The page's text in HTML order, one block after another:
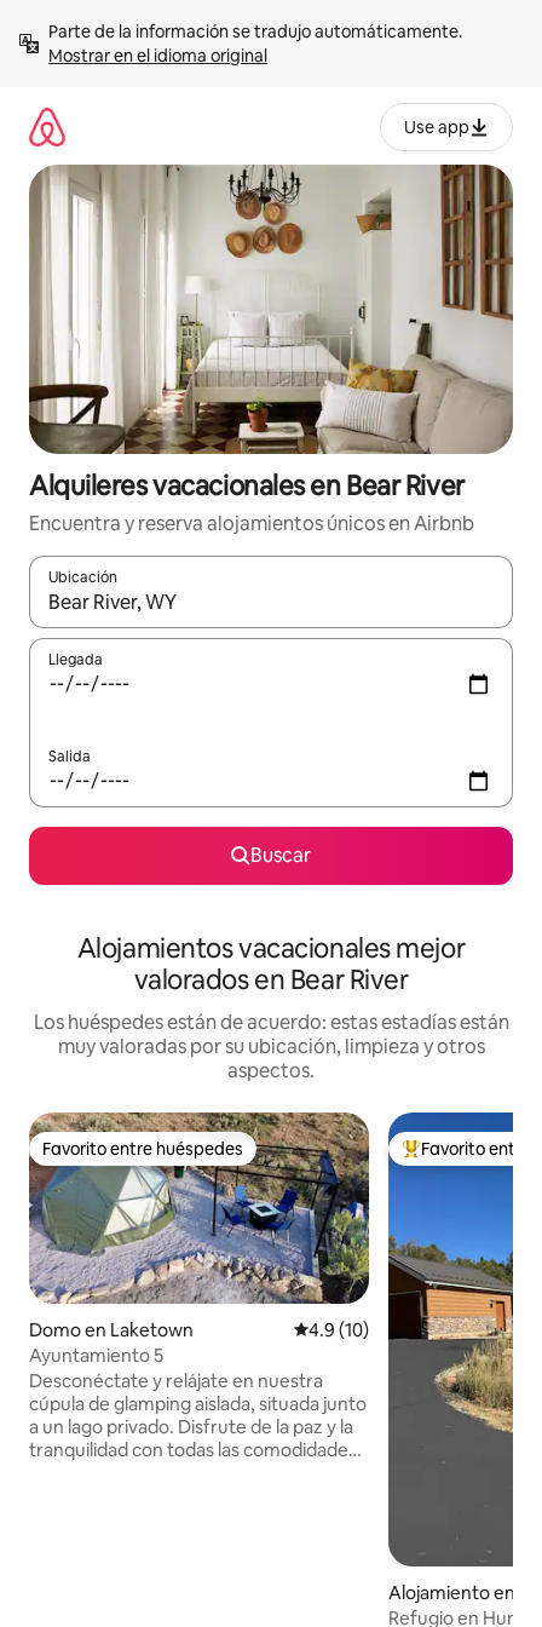
contenidoMostrar en el idioma original
Use app
Alquileres vacacionales en Bear River
Encuentra y reserva alojamientos únicos en Airbnb
Ubicación
Cuando los resultados estén disponibles, navega con las
Llegada
Salida
Buscar
Alojamientos vacacionales mejor
valorados en Bear River
Los huéspedes están de acuerdo: estas estadías están
muy valoradas por su ubicación, limpieza y otros
aspectos.
Favorito entre huéspedes
Favorito entre huéspedes
Domo en Laketown Calificación promedio: 4.9 de
4.9 (10)
Ayuntamiento 5
Desconéctate y relájate en nuestra
cúpula de glamping aislada, situada junto
a un lago privado. Disfrute de la paz y la
tranquilidad con todas las comodidades
Favorito entre
Favorito entre
Alojamiento en
Refugio en